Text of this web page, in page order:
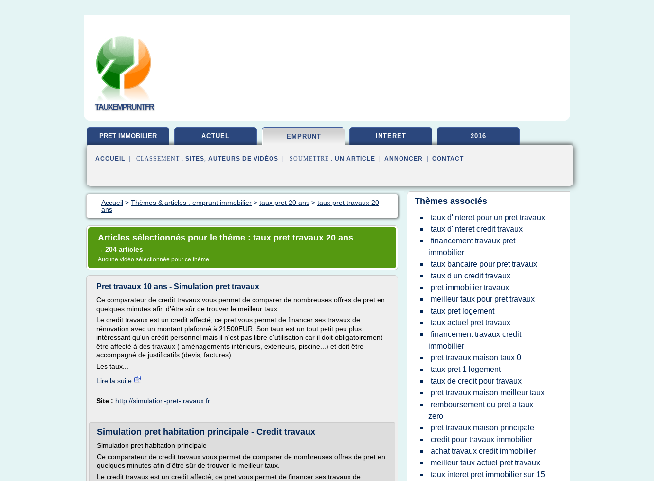
TAUXEMPRUNT.FR
PRET IMMOBILIER ACTUEL EMPRUNT INTERET 2016
ACCUEIL | CLASSEMENT : SITES, AUTEURS DE VIDÉOS | SOUMETTRE : UN ARTICLE ANNONCER CONTACT
Accueil > Thèmes & articles : emprunt immobilier > taux pret 20 ans > taux pret travaux 20
ans
Articles sélectionnés pour le thème : taux pret travaux 20 ans
→ 204 articles
Aucune vidéo sélectionnée pour ce thème
Pret travaux 10 ans - Simulation pret travaux
Ce comparateur de credit travaux vous permet de comparer de nombreuses offres de pret en
quelques minutes afin d'être sûr de trouver le meilleur taux.
Le credit travaux est un credit affecté, ce pret vous permet de financer ses travaux de
rénovation avec un montant plafonné à 21500EUR. Son taux est un tout petit peu plus
intéressant qu'un crédit personnel mais il n'est pas libre d'utilisation car il doit obligatoirement
être affecté à des travaux ( aménagements intérieurs, exterieurs, piscine...) et doit être
accompagné de justificatifs (devis, factures).
Les taux...
Lire la suite
Site : http://simulation-pret-travaux.fr
Simulation pret habitation principale - Credit travaux
Simulation pret habitation principale
Ce comparateur de credit travaux vous permet de comparer de nombreuses offres de pret en
quelques minutes afin d'être sûr de trouver le meilleur taux.
Le credit travaux est un credit affecté, ce pret vous permet de financer ses travaux de
Thèmes associés
taux d'interet pour un pret travaux
taux d'interet credit travaux
financement travaux pret
immobilier
taux bancaire pour pret travaux
taux d un credit travaux
pret immobilier travaux
meilleur taux pour pret travaux
taux pret logement
taux actuel pret travaux
financement travaux credit
immobilier
pret travaux maison taux 0
taux pret 1 logement
taux de credit pour travaux
pret travaux maison meilleur taux
remboursement du pret a taux
zero
pret travaux maison principale
credit pour travaux immobilier
achat travaux credit immobilier
meilleur taux actuel pret travaux
taux interet pret immobilier sur 15